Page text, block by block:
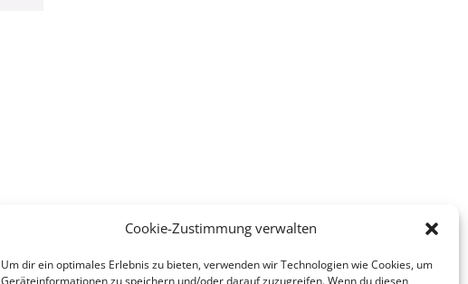
Cookie-Zustimmung verwalten
Um dir ein optimales Erlebnis zu bieten, verwenden wir Technologien wie Cookies, um
Geräteinformationen zu speichern und/oder darauf zuzugreifen. Wenn du diesen